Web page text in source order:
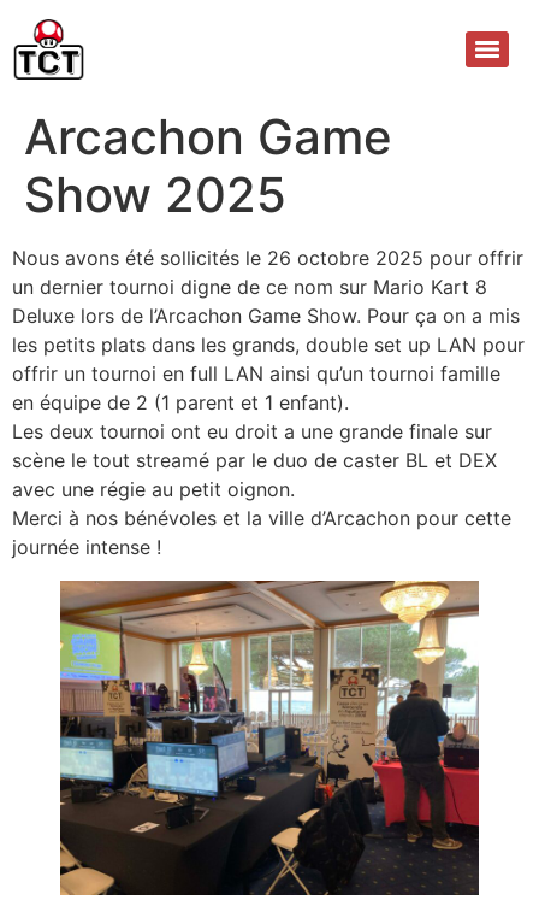
Arcachon Game
Show 2025
Nous avons été sollicités le 26 octobre 2025 pour offrir
un dernier tournoi digne de ce nom sur Mario Kart 8
Deluxe lors de l’Arcachon Game Show. Pour ça on a mis
les petits plats dans les grands, double set up LAN pour
offrir un tournoi en full LAN ainsi qu’un tournoi famille
en équipe de 2 (1 parent et 1 enfant).
Les deux tournoi ont eu droit a une grande finale sur
scène le tout streamé par le duo de caster BL et DEX
avec une régie au petit oignon.
Merci à nos bénévoles et la ville d’Arcachon pour cette
journée intense !